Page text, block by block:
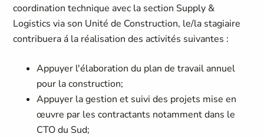
coordination technique avec la section Supply &
Logistics via son Unité de Construction, le/la stagiaire
contribuera á la réalisation des activités suivantes :
Appuyer l'élaboration du plan de travail annuel
pour la construction;
Appuyer la gestion et suivi des projets mise en
œuvre par les contractants notamment dans le
CTO du Sud;